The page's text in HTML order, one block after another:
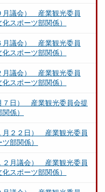
月議会） 産業観光委員
スポーツ部関係）
月議会） 産業観光委員
スポーツ部関係）
月議会） 産業観光委員
スポーツ部関係）
７日） 産業観光委員会提
係）
月２２日） 産業観光委員
部関係）
２月議会） 産業観光委員
スポーツ部関係）